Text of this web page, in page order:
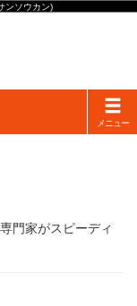
ンソウカン)
Toggle
メニュー
門家がスピーディ